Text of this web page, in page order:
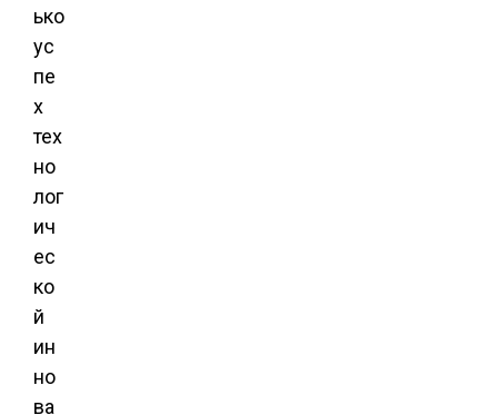
ько
ус
пе
х
тех
но
лог
ич
ес
ко
й
ин
но
ва